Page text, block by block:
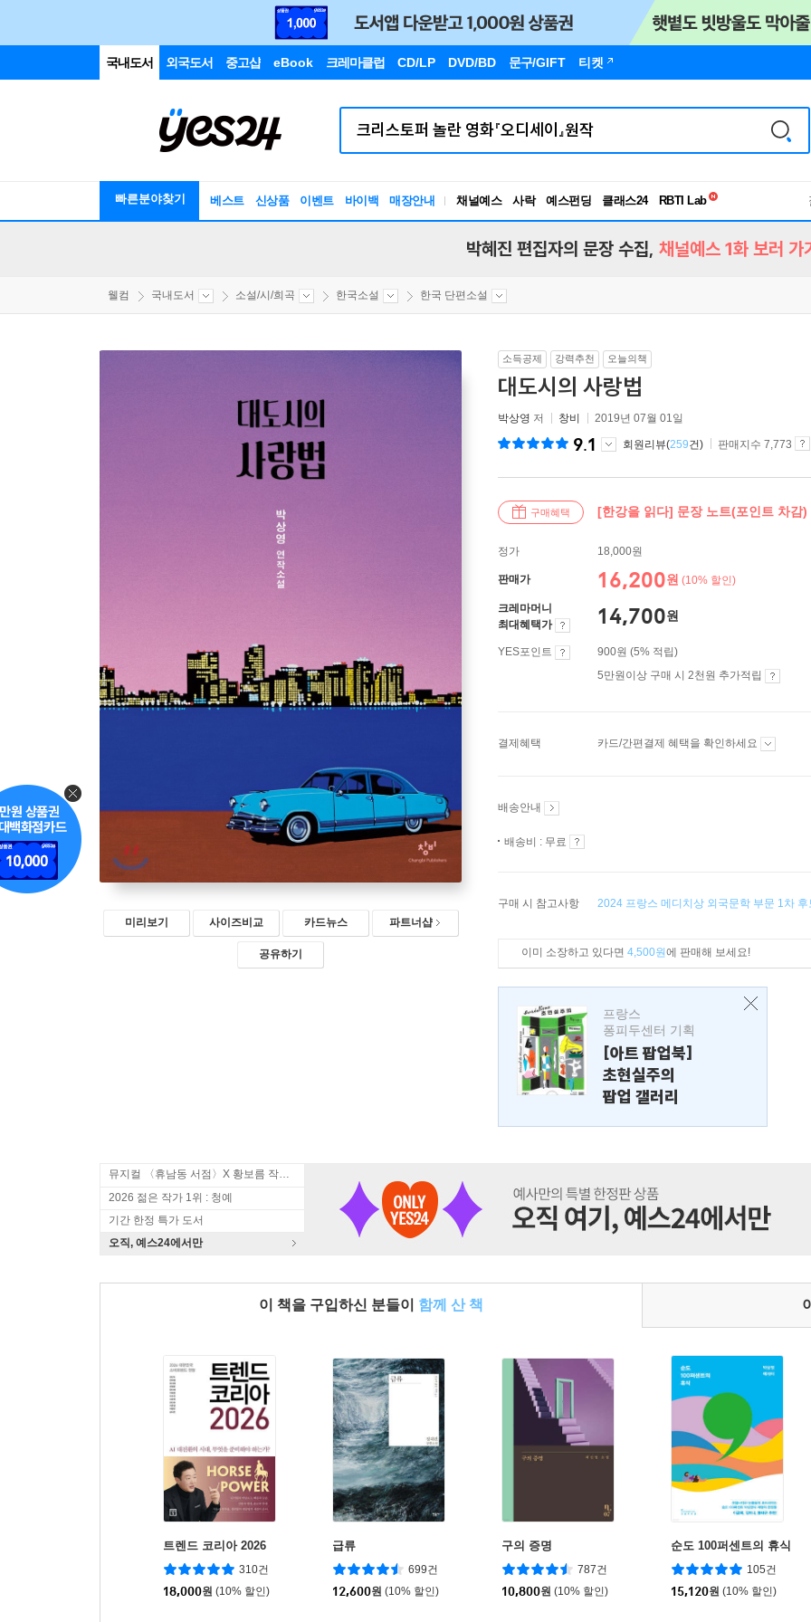
국내도서 외국도서 중고샵 eBook 크레마클럽 CD/LP DVD/BD 문구/GIFT 티켓
빠른분야찾기 베스트 신상품 이벤트 바이백 매장안내 채널예스 사락 예스펀딩 클래스24
독서유형검사
박혜진 편집자의 문장 수집, 채널예스 1화 보러 가
웰컴 국내도서 소설/시/희곡 한국소설 한국 단편소설
미리보기 사이즈비교 카드뉴스 파트너샵
공유하기
소득공제 강력추천 오늘의책
대도시의 사랑법
박상영 저 창비 2019년 07월 01일
9.1 회원리뷰(259건) 판매지수 7,773
구매혜택 [한강을 읽다] 문장 노트(포인트 차감)
정가 18,000원
판매가 16,200원 (10% 할인)
크레마머니
최대혜택가
14,700원
YES포인트
900원 (5% 적립)
5만원이상 구매 시 2천원 추가적립
결제혜택 카드/간편결제 혜택을 확인하세요
배송안내
배송비 : 무료
구매 시 참고사항 2024 프랑스 메디치상 외국문학 부문 1차 후
이미 소장하고 있다면 4,500원에 판매해 보세요!
프랑스
퐁피두센터 기획
[아트 팝업북]
초현실주의
팝업 갤러리
뮤지컬 〈휴남동 서점〉X 황보름 작가 북토크
2026 젊은 작가 1위 : 청예
기간 한정 특가 도서
오직, 예스24에서만
이 책을 구입하신 분들이 함께 산 책
트렌드 코리아 2026
310건
18,000원 (10% 할인)
급류
699건
12,600원 (10% 할인)
구의 증명
787건
10,800원 (10% 할인)
순도 100퍼센트의 휴식
105건
15,120원 (10% 할인)